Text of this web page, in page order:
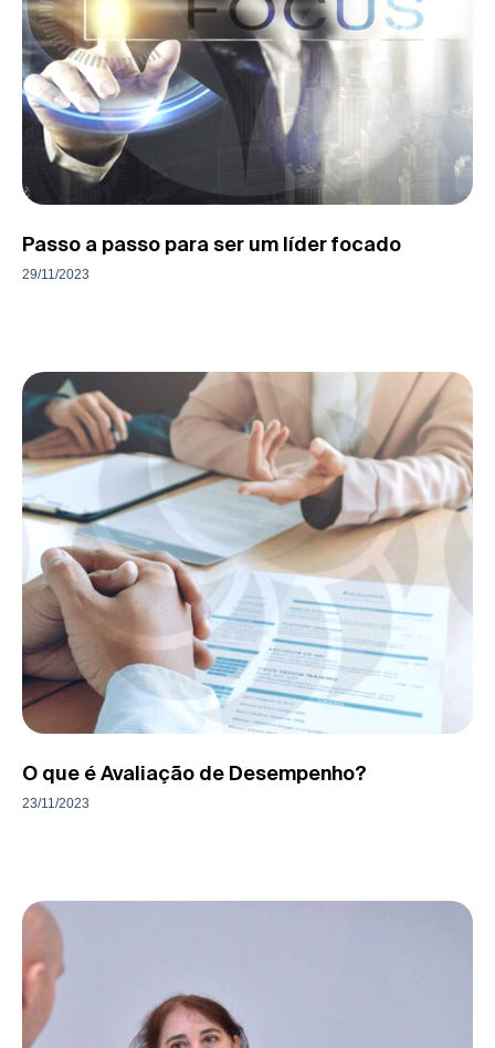
Passo a passo para ser um líder focado
29/11/2023
O que é Avaliação de Desempenho?
23/11/2023